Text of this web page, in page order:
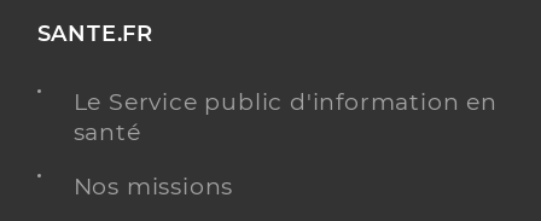
SANTE.FR
Le Service public d'information en
santé
Nos missions